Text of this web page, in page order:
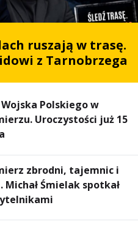
ruszają w trasę.
z Tarnobrzega
Polskiego w
Uroczystości już 15
zbrodni, tajemnic i
Śmielak spotkał